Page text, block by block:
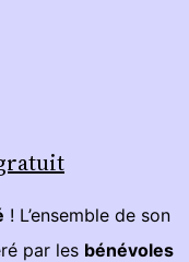
! L’ensemble de son
par les bénévoles